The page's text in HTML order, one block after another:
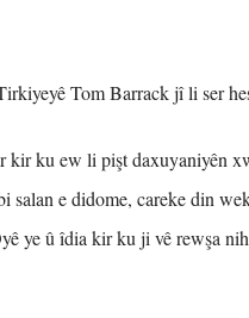
Tom Barrack jî li ser
ku ew li pişt daxuyaniyên
e didome, careke din
ye û îdia kir ku ji vê rewşa